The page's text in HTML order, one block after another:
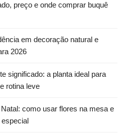
preço e onde comprar buquê
em decoração natural e
2026
significado: a planta ideal para
rotina leve
como usar flores na mesa e